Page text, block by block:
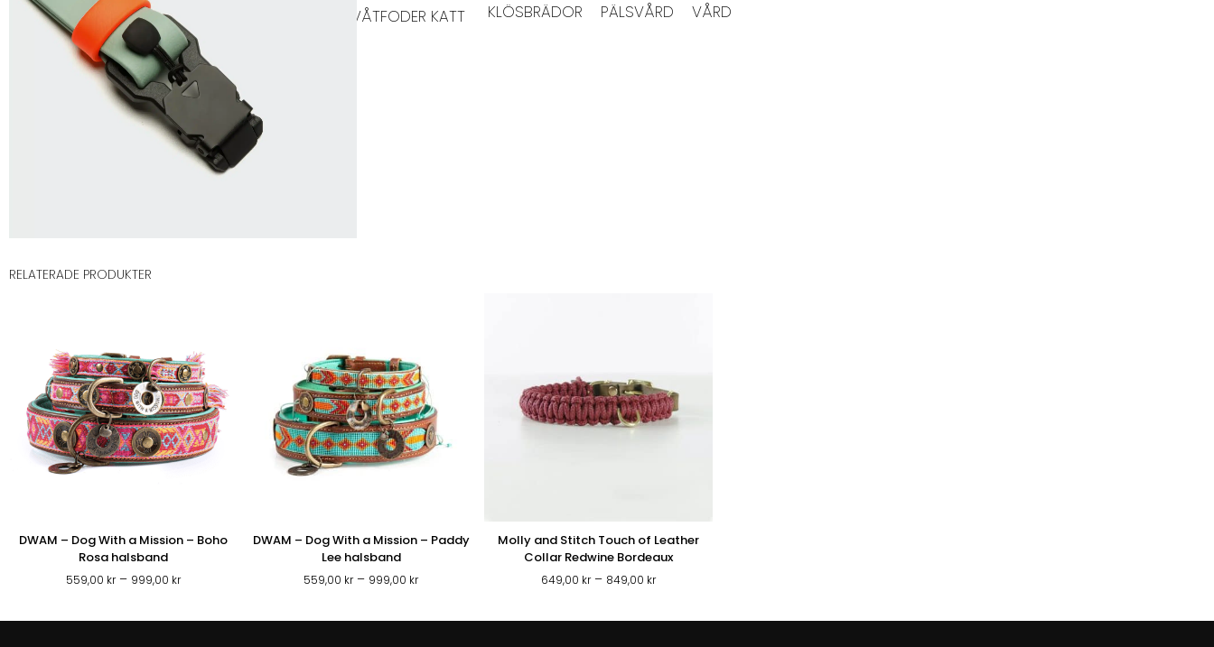
VÅTFODER KATT
KLÖSBRÄDOR
PÄLSVÅRD VÅRD
RELATERADE PRODUKTER
DWAM – Dog With a Mission – Boho
Rosa halsband
559,00 kr – 999,00 krPrisintervall:
DWAM – Dog With a Mission – Paddy
Lee halsband
559,00 kr – 999,00 krPrisintervall:
Molly and Stitch Touch of Leather
Collar Redwine Bordeaux
649,00 kr – 849,00 krPrisintervall: